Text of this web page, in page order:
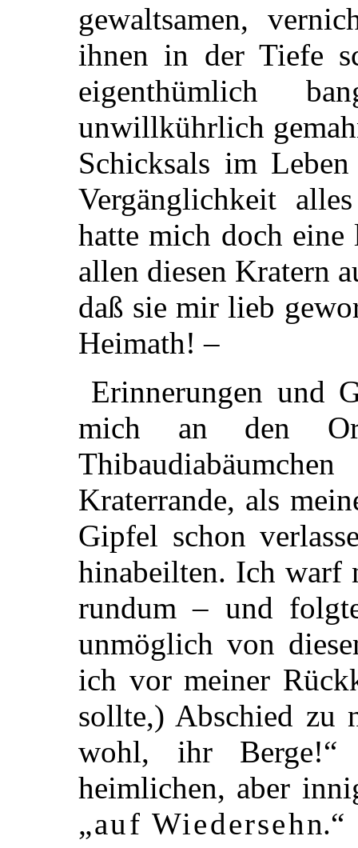
gewaltsamen,
ihnen in der Tiefe
eigenthümlich
unwillkührlich
Schicksals im
Vergänglichkeit
hatte mich doch eine
allen diesen Kratern
daß sie mir lieb
Heimath! –
Erinnerungen und
mich an den
Kraterrande, als
Gipfel schon
hinabeilten. Ich warf
rundum – und
unmöglich von
ich vor meiner
sollte,) Abschied zu
wohl, ihr Berge!“
heimlichen, aber
„auf Wiedersehn.“